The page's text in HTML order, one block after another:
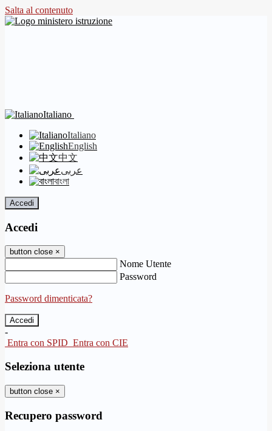
Salta al contenuto
Italiano
Italiano
English
中文
عربى
বাংলা
Accedi
Accedi
button close ×
Nome Utente
Password
Password dimenticata?
-
Entra con SPID Entra con CIE
Seleziona utente
button close ×
Recupero password